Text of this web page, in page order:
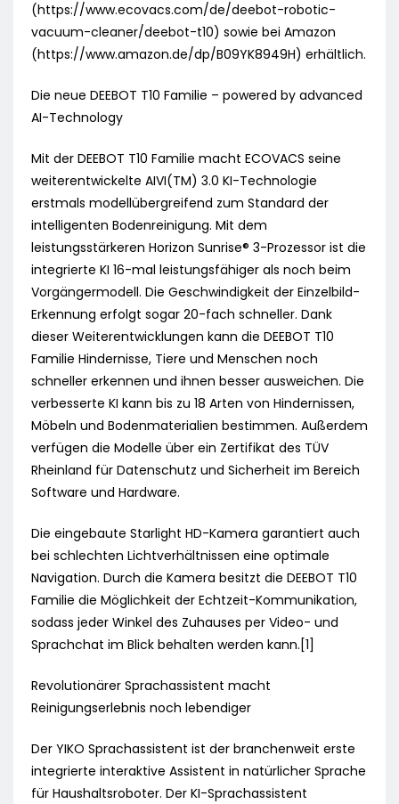
(https://www.ecovacs.com/de/deebot-robotic-
vacuum-cleaner/deebot-t10) sowie bei Amazon
(https://www.amazon.de/dp/B09YK8949H) erhältlich.
Die neue DEEBOT T10 Familie – powered by advanced
AI-Technology
Mit der DEEBOT T10 Familie macht ECOVACS seine
weiterentwickelte AIVI(TM) 3.0 KI-Technologie
erstmals modellübergreifend zum Standard der
intelligenten Bodenreinigung. Mit dem
leistungsstärkeren Horizon Sunrise® 3-Prozessor ist die
integrierte KI 16-mal leistungsfähiger als noch beim
Vorgängermodell. Die Geschwindigkeit der Einzelbild-
Erkennung erfolgt sogar 20-fach schneller. Dank
dieser Weiterentwicklungen kann die DEEBOT T10
Familie Hindernisse, Tiere und Menschen noch
schneller erkennen und ihnen besser ausweichen. Die
verbesserte KI kann bis zu 18 Arten von Hindernissen,
Möbeln und Bodenmaterialien bestimmen. Außerdem
verfügen die Modelle über ein Zertifikat des TÜV
Rheinland für Datenschutz und Sicherheit im Bereich
Software und Hardware.
Die eingebaute Starlight HD-Kamera garantiert auch
bei schlechten Lichtverhältnissen eine optimale
Navigation. Durch die Kamera besitzt die DEEBOT T10
Familie die Möglichkeit der Echtzeit-Kommunikation,
sodass jeder Winkel des Zuhauses per Video- und
Sprachchat im Blick behalten werden kann.[1]
Revolutionärer Sprachassistent macht
Reinigungserlebnis noch lebendiger
Der YIKO Sprachassistent ist der branchenweit erste
integrierte interaktive Assistent in natürlicher Sprache
für Haushaltsroboter. Der KI-Sprachassistent